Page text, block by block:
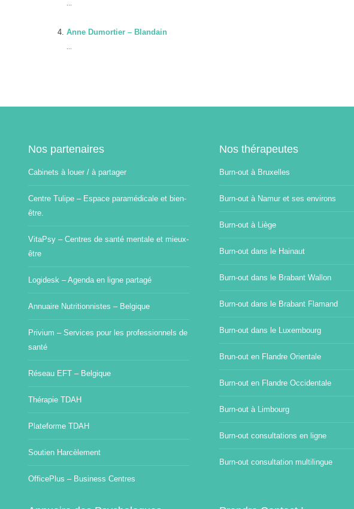
Anne Dumortier – Blandain
Nos partenaires
Cabinets à louer / à partager
Centre Tulipe – Espace paramédicale et bien-
être.
VitaPsy – Centres de santé mentale et mieux-
être
Logidesk – Agenda en ligne partagé
Annuaire Nutritionnistes – Belgique
Privium – Services pour les professionnels de
santé
Réseau EFT – Belgique
Thérapie TDAH
Plateforme TDAH
Soutien Harcèlement
OfficePlus – Business Centres
Nos thérapeutes
Burn-out à Bruxelles
Burn-out à Namur et ses environs
Burn-out à Liège
Burn-out dans le Hainaut
Burn-out dans le Brabant Wallon
Burn-out dans le Brabant Flamand
Burn-out dans le Luxembourg
Brun-out en Flandre Orientale
Burn-out en Flandre Occidentale
Burn-out à Limbourg
Burn-out consultations en ligne
Burn-out consultation multilingue